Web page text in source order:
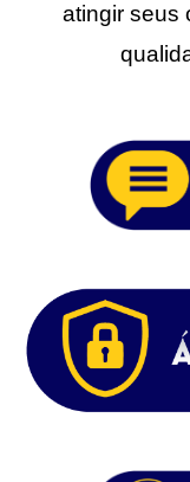
atingir seus